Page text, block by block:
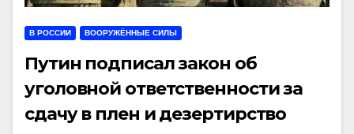
В РОССИИ ВООРУЖЁННЫЕ СИЛЫ
Путин подписал закон об
уголовной ответственности за
сдачу в плен и дезертирство